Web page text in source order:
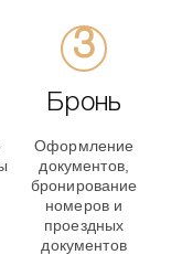
Бронь
Оформление
документов,
бронирование
номеров и
проездных
документов